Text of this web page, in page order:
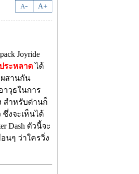
A- A+
Joyride
ระหลาดได้
สานกัน
าวุธในการ
สำหรับด่านก็
งจะเห็นได้
Dash ตัวนี้จะ
นๆ ว่าใครวิ่ง